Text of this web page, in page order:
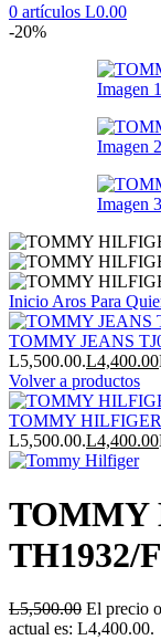
0 artículos L0.00
-20%
Inicio Aros Para
TOMMY JEANS
L5,500.00.L4,400.00
Volver a productos
TOMMY
L5,500.00.L4,400.00
TOMMY
TH1932/F
L5,500.00 El precio
actual es: L4,400.00.